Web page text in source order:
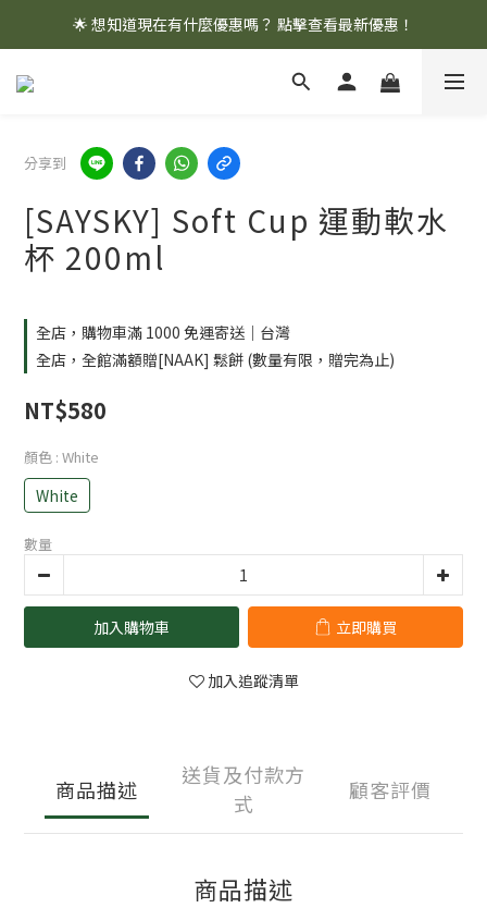
🌟 想知道現在有什麼優惠嗎？ 點擊查看最新優惠！
🌟 想知道現在有什麼優惠嗎？ 點擊查看最新優惠！
全館消費滿 $1,000 即享免運優惠
分享到
[SAYSKY] Soft Cup 運動軟水
杯 200ml
全店，購物車滿 1000 免運寄送｜台灣
全店，全館滿額贈[NAAK] 鬆餅 (數量有限，贈完為止)
NT$580
顏色 : White
White
數量
加入購物車 立即購買
加入追蹤清單
商品描述
送貨及付款方
式
顧客評價
商品描述